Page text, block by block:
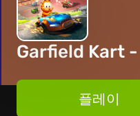
Garfield Kart
플레이